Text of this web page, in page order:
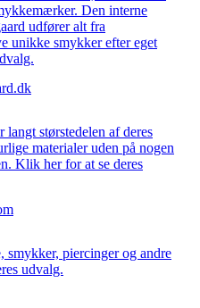
Den interne
udfører alt fra
unikke smykker efter eget
størstedelen af deres
materialer uden på nogen
Klik her for at se deres
piercinger og andre
udvalg.